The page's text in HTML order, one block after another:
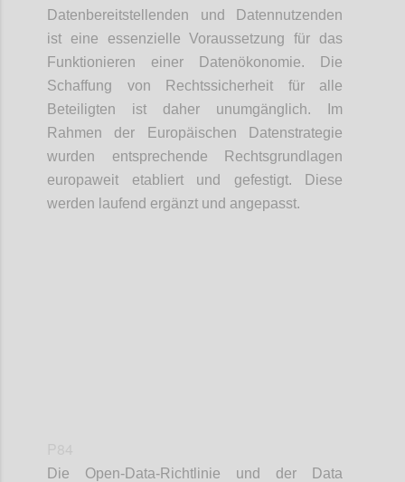
Datenbereitstellenden und Datennutzenden
ist eine essenzielle Voraussetzung für das
Funktionieren einer Datenökonomie. Die
Schaffung von Rechtssicherheit für alle
Beteiligten ist daher unumgänglich. Im
Rahmen der Europäischen Datenstrategie
wurden entsprechende Rechtsgrundlagen
europaweit etabliert und gefestigt. Diese
werden laufend ergänzt und angepasst.
Die Open-Data-Richtlinie und der Data